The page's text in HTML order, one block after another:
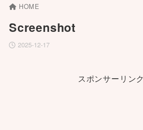
HOME
Screenshot
2025-12-17
スポンサーリンク